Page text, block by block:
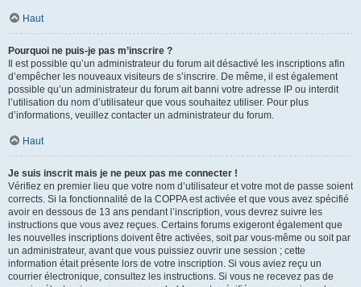
Haut
Pourquoi ne puis-je pas m’inscrire ?
Il est possible qu’un administrateur du forum ait désactivé les inscriptions afin
d’empêcher les nouveaux visiteurs de s’inscrire. De même, il est également
possible qu’un administrateur du forum ait banni votre adresse IP ou interdit
l’utilisation du nom d’utilisateur que vous souhaitez utiliser. Pour plus
d’informations, veuillez contacter un administrateur du forum.
Haut
Je suis inscrit mais je ne peux pas me connecter !
Vérifiez en premier lieu que votre nom d’utilisateur et votre mot de passe soient
corrects. Si la fonctionnalité de la COPPA est activée et que vous avez spécifié
avoir en dessous de 13 ans pendant l’inscription, vous devrez suivre les
instructions que vous avez reçues. Certains forums exigeront également que
les nouvelles inscriptions doivent être activées, soit par vous-même ou soit par
un administrateur, avant que vous puissiez ouvrir une session ; cette
information était présente lors de votre inscription. Si vous aviez reçu un
courrier électronique, consultez les instructions. Si vous ne recevez pas de